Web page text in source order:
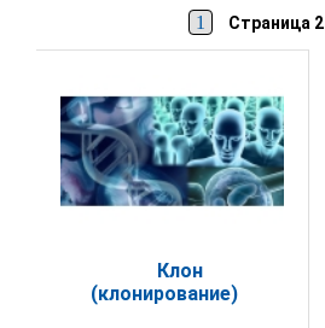
1 Страница 2
Клон
(клонирование)